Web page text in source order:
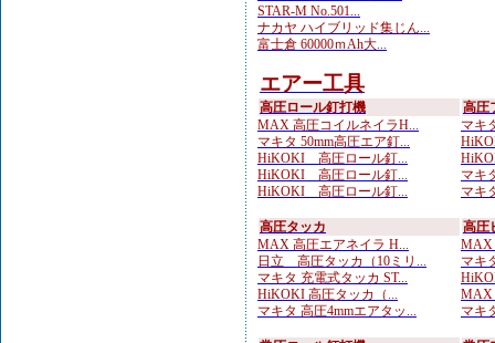
STAR-M No.501...
ナカヤ ハイブリッド集じん...
富士倉 60000ｍAh大...
エアー工具
高圧ロール釘打機
MAX 高圧コイルネイラH...
マキタ 50mm高圧エア釘...
HiKOKI 高圧ロール釘...
HiKOKI 高圧ロール釘...
HiKOKI 高圧ロール釘...
高圧
マキ
マキ
マキ
高圧タッカ
MAX 高圧エアネイラ H...
日立 高圧タッカ（10ミリ...
マキタ 充電式タッカ ST...
HiKOKI 高圧タッカ（...
マキタ 高圧4mmエアタッ...
高圧
MAX
マキ
MAX
マキ